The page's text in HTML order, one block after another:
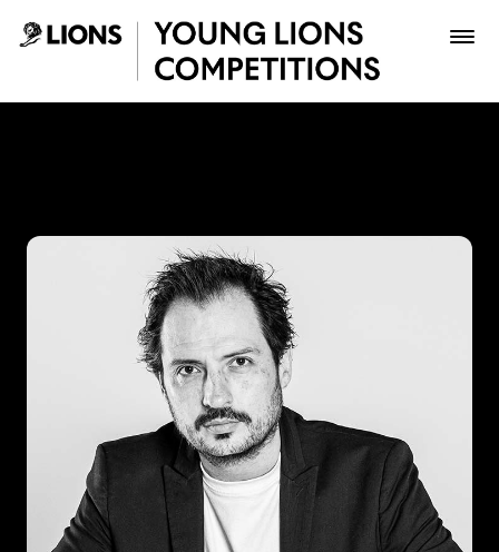
Saltar al contenido principal
Inscribir
Boletería